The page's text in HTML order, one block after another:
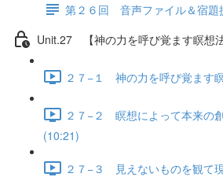
第２６回 音声ファイル＆宿題
Unit.27 【神の力を呼び覚ます瞑想法
２７−１ 神の力を呼び覚ます
２７−２ 瞑想によって本来の
(10:21)
２７−３ 見えないものを観て